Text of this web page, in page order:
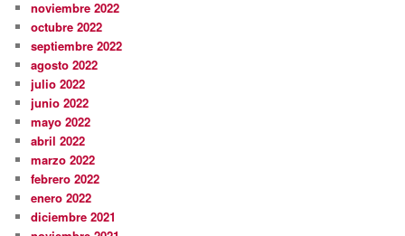
noviembre 2022
octubre 2022
septiembre 2022
agosto 2022
julio 2022
junio 2022
mayo 2022
abril 2022
marzo 2022
febrero 2022
enero 2022
diciembre 2021